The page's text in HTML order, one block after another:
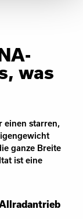
was
einen starren,
ganze Breite
ist eine